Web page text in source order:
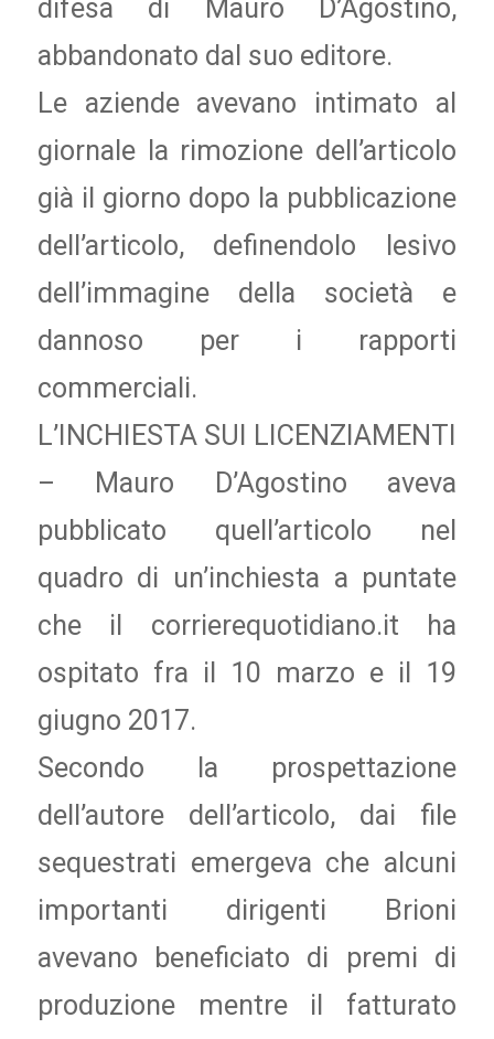
difesa di Mauro D’Agostino,
abbandonato dal suo editore.
Le aziende avevano intimato al
giornale la rimozione dell’articolo
già il giorno dopo la pubblicazione
dell’articolo, definendolo lesivo
dell’immagine della società e
dannoso per i rapporti
commerciali.
L’INCHIESTA SUI LICENZIAMENTI
– Mauro D’Agostino aveva
pubblicato quell’articolo nel
quadro di un’inchiesta a puntate
che il corrierequotidiano.it ha
ospitato fra il 10 marzo e il 19
giugno 2017.
Secondo la prospettazione
dell’autore dell’articolo, dai file
sequestrati emergeva che alcuni
importanti dirigenti Brioni
avevano beneficiato di premi di
produzione mentre il fatturato